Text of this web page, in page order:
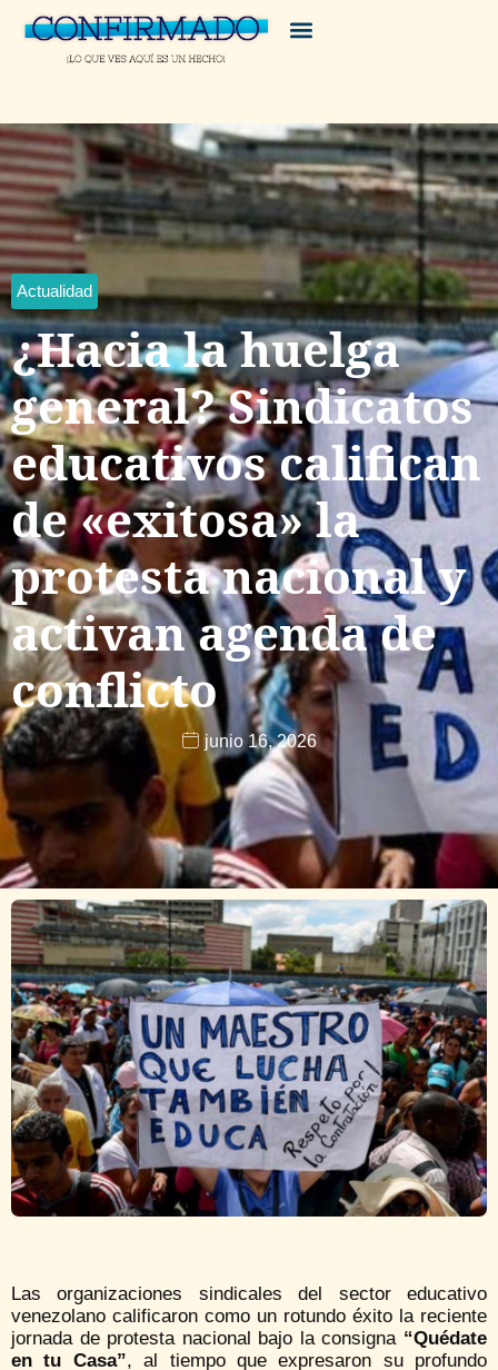
Actualidad
¿Hacia la huelga
general? Sindicatos
educativos califican
de «exitosa» la
protesta nacional y
activan agenda de
conflicto
junio 16, 2026
Las organizaciones sindicales del sector educativo
venezolano calificaron como un rotundo éxito la reciente
jornada de protesta nacional bajo la consigna “Quédate
en tu Casa”, al tiempo que expresaron su profundo